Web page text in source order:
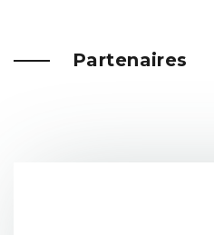
Partenaires